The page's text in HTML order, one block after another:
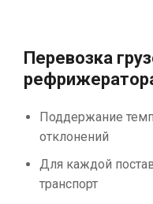
Перевозка
Поддержание
отклонений
Для каждой
транспорт